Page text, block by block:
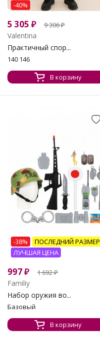
-40%
5 305 ₽ 9 306₽
Valentina
Практичный спор...
140 146
В корзину
-38%
ПОСЛЕДНИЙ РАЗМЕР
ЛУЧШАЯ ЦЕНА
997₽ 1 692₽
Familiy
Набор оружия во...
Базовый
В корзину